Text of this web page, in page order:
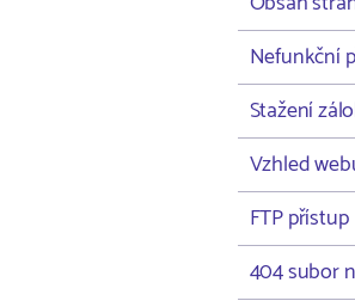
Nefunkční
Stažení
Vzhled
FTP přístup
404 subor